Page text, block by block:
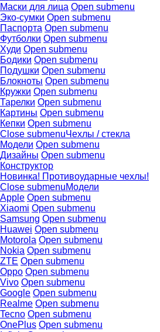
Маски для лица Open submenu
Эко-сумки Open submenu
Паспорта Open submenu
Футболки Open submenu
Худи Open submenu
Бодики Open submenu
Подушки Open submenu
Блокноты Open submenu
Кружки Open submenu
Тарелки Open submenu
Картины Open submenu
Кепки Open submenu
Close submenuЧехлы / стекла
Модели Open submenu
Дизайны Open submenu
Конструктор
Новинка! Противоударные чехлы!
Close submenuМодели
Apple Open submenu
Xiaomi Open submenu
Samsung Open submenu
Huawei Open submenu
Motorola Open submenu
Nokia Open submenu
ZTE Open submenu
Oppo Open submenu
Vivo Open submenu
Google Open submenu
Realme Open submenu
Tecno Open submenu
OnePlus Open submenu